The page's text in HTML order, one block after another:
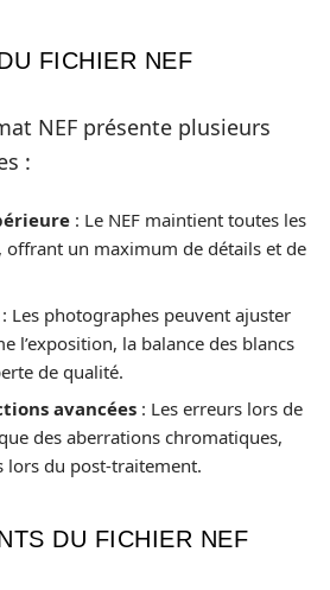
FICHIER NEF
NEF présente plusieurs
:
: Le NEF maintient toutes les
offrant un maximum de détails et de
: Les photographes peuvent ajuster
l’exposition, la balance des blancs
de qualité.
avancées : Les erreurs lors de
des aberrations chromatiques,
lors du post-traitement.
DU FICHIER NEF